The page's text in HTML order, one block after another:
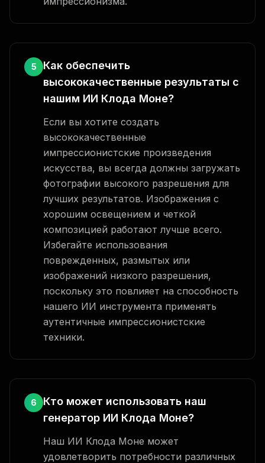
5
Как обеспечить
высококачественные результаты с
нашим ИИ Клода Моне?
Если вы хотите создать
высококачественные
импрессионистские произведения
искусства, вы всегда должны загружать
фотографии высокого разрешения для
лучших результатов. Изображения с
хорошим освещением и четкой
композицией работают лучше всего.
Избегайте использования
поврежденных, размытых или
изображений низкого разрешения,
поскольку это повлияет на способность
нашего ИИ инструмента применять
аутентичные импрессионистские
техники.
6
Кто может использовать наш
генератор ИИ Клода Моне?
Наш ИИ Клода Моне может
удовлетворить потребности различных